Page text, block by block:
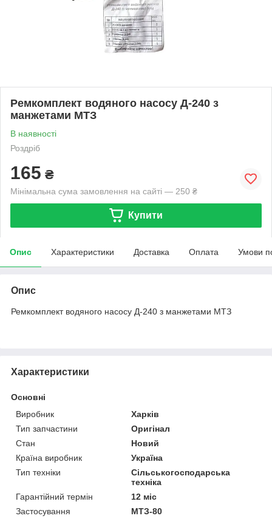
Ремкомплект водяного насосу Д-240 з
манжетами МТЗ
В наявності
Роздріб
165 ₴
Мінімальна сума замовлення на сайті — 250 ₴
Купити
Опис Характеристики Доставка Оплата Умови
Опис
Ремкомплект водяного насосу Д-240 з манжетами МТЗ
Характеристики
Основні
Виробник
Харків
Тип запчастини
Оригінал
Стан
Новий
Країна виробник
Україна
Тип техніки
Сільськогосподарська
техніка
Гарантійний термін
12 міс
Застосування
МТЗ-80